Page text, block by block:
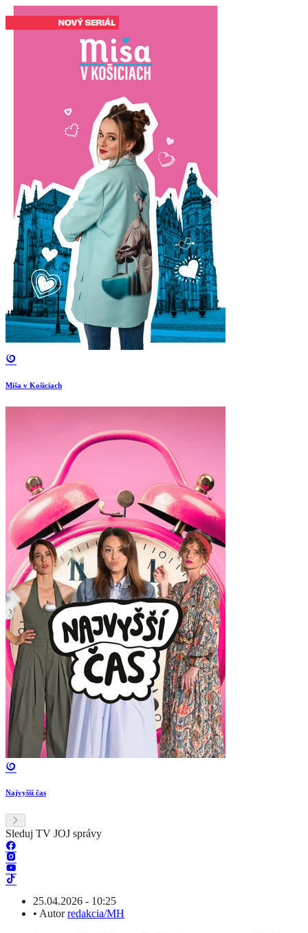
Miša v Košiciach
Najvyšší čas
Sleduj TV JOJ správy
25.04.2026 - 10:25
• Autorredakcia/MH